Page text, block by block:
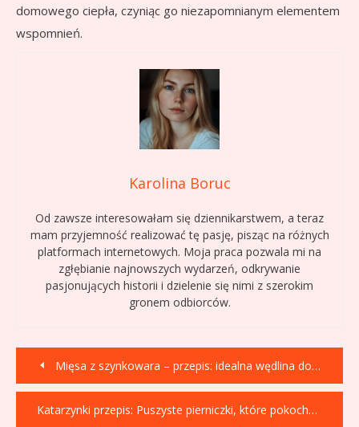
domowego ciepła, czyniąc go niezapomnianym elementem
wspomnień.
Karolina Boruc
Od zawsze interesowałam się dziennikarstwem, a teraz
mam przyjemność realizować tę pasję, pisząc na różnych
platformach internetowych. Moja praca pozwala mi na
zgłębianie najnowszych wydarzeń, odkrywanie
pasjonujących historii i dzielenie się nimi z szerokim
gronem odbiorców.
Nawigacja
wpisu
Mięsa z szynkowara – przepis: idealna wędlina domowa!
Katarzynki przepis: Puszyste pierniczki, które pokochasz!